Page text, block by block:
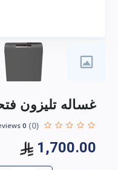
غساله تليزون فتحه علوي
(0)
0
1,700.00